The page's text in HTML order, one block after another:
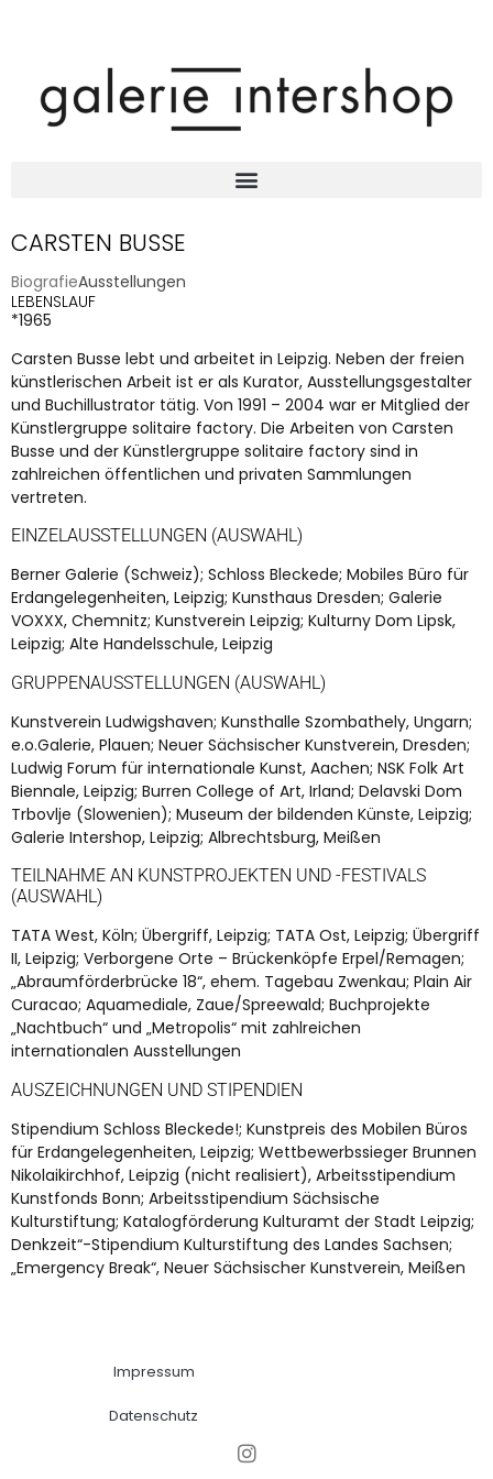
CARSTEN BUSSE
BiografieAusstellungen
LEBENSLAUF
*1965
Carsten Busse lebt und arbeitet in Leipzig. Neben der freien
künstlerischen Arbeit ist er als Kurator, Ausstellungsgestalter
und Buchillustrator tätig. Von 1991 – 2004 war er Mitglied der
Künstlergruppe solitaire factory. Die Arbeiten von Carsten
Busse und der Künstlergruppe solitaire factory sind in
zahlreichen öffentlichen und privaten Sammlungen
vertreten.
EINZELAUSSTELLUNGEN (AUSWAHL)
Berner Galerie (Schweiz); Schloss Bleckede; Mobiles Büro für
Erdangelegenheiten, Leipzig; Kunsthaus Dresden; Galerie
VOXXX, Chemnitz; Kunstverein Leipzig; Kulturny Dom Lipsk,
Leipzig; Alte Handelsschule, Leipzig
GRUPPENAUSSTELLUNGEN (AUSWAHL)
Kunstverein Ludwigshaven; Kunsthalle Szombathely, Ungarn;
e.o.Galerie, Plauen; Neuer Sächsischer Kunstverein, Dresden;
Ludwig Forum für internationale Kunst, Aachen; NSK Folk Art
Biennale, Leipzig; Burren College of Art, Irland; Delavski Dom
Trbovlje (Slowenien); Museum der bildenden Künste, Leipzig;
Galerie Intershop, Leipzig; Albrechtsburg, Meißen
TEILNAHME AN KUNSTPROJEKTEN UND -FESTIVALS
(AUSWAHL)
TATA West, Köln; Übergriff, Leipzig; TATA Ost, Leipzig; Übergriff
II, Leipzig; Verborgene Orte – Brückenköpfe Erpel/Remagen;
„Abraumförderbrücke 18“, ehem. Tagebau Zwenkau; Plain Air
Curacao; Aquamediale, Zaue/Spreewald; Buchprojekte
„Nachtbuch“ und „Metropolis“ mit zahlreichen
internationalen Ausstellungen
AUSZEICHNUNGEN UND STIPENDIEN
Stipendium Schloss Bleckede!; Kunstpreis des Mobilen Büros
für Erdangelegenheiten, Leipzig; Wettbewerbssieger Brunnen
Nikolaikirchhof, Leipzig (nicht realisiert), Arbeitsstipendium
Kunstfonds Bonn; Arbeitsstipendium Sächsische
Kulturstiftung; Katalogförderung Kulturamt der Stadt Leipzig;
Denkzeit“-Stipendium Kulturstiftung des Landes Sachsen;
„Emergency Break“, Neuer Sächsischer Kunstverein, Meißen
Impressum
Datenschutz